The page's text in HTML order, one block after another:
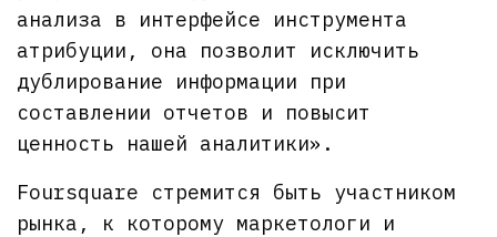
анализа в интерфейсе инструмента
атрибуции, она позволит исключить
дублирование информации при
составлении отчетов и повысит
ценность нашей аналитики».
Foursquare стремится быть участником
рынка, к которому маркетологи и